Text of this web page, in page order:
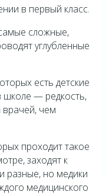
в первый класс.
сложные,
углубленные
есть детские
школе — редкость,
врачей, чем
проходит такое
заходят к
разные, но медики
медицинского